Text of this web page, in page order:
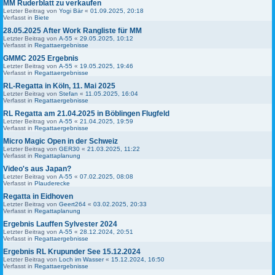
MM Ruderblatt zu verkaufen
Letzter Beitrag von Yogi Bär« 01.09.2025, 20:18
Verfasst in Biete
28.05.2025 After Work Rangliste für MM
Letzter Beitrag von A-55 « 29.05.2025, 10:12
Verfasst in Regattaergebnisse
GMMC 2025 Ergebnis
Letzter Beitrag von A-55 « 19.05.2025, 19:46
Verfasst in Regattaergebnisse
RL-Regatta in Köln, 11. Mai 2025
Letzter Beitrag von Stefan « 11.05.2025, 16:04
Verfasst in Regattaergebnisse
RL Regatta am 21.04.2025 in Böblingen Flugfeld
Letzter Beitrag von A-55 « 21.04.2025, 19:59
Verfasst in Regattaergebnisse
Micro Magic Open in der Schweiz
Letzter Beitrag von GER30 « 21.03.2025, 11:22
Verfasst in Regattaplanung
Video's aus Japan?
Letzter Beitrag von A-55 « 07.02.2025, 08:08
Verfasst in Plauderecke
Regatta in Eidhoven
Letzter Beitrag von Geert264 « 03.02.2025, 20:33
Verfasst in Regattaplanung
Ergebnis Lauffen Sylvester 2024
Letzter Beitrag von A-55 « 28.12.2024, 20:51
Verfasst in Regattaergebnisse
Ergebnis RL Krupunder See 15.12.2024
Letzter Beitrag von Loch im Wasser« 15.12.2024, 16:50
Verfasst in Regattaergebnisse